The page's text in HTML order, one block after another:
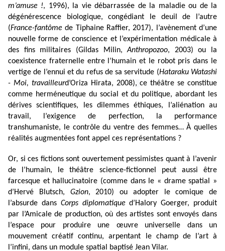
m’amuse !, 1996), la vie débarrassée de la maladie ou de la
dégénérescence biologique, congédiant le deuil de l’autre
(France-fantôme de Tiphaine Raffier, 2017), l’avènement d’une
nouvelle forme de conscience et l’expérimentation médicale à
des fins militaires (Gildas Milin,Anthropozoo, 2003) ou la
coexistence fraternelle entre l’humain et le robot pris dans le
vertige de l’ennui et du refus de sa servitude (Hataraku Watashi
- Moi, travailleurd’Oriza Hirata, 2008),ce théâtre se constitue
comme herméneutique du social et du politique, abordant les
dérives scientifiques, les dilemmes éthiques, l’aliénation au
travail, l’exigence de perfection, la performance
transhumaniste, le contrôle du ventre des femmes… À quelles
réalités augmentées font appel ces représentations ?
Or, si ces fictions sont ouvertement pessimistes quant à l’avenir
de l’humain, le théâtre science-fictionnel peut aussi être
farcesque et hallucinatoire (comme dans le « drame spatial »
d’Hervé Blutsch, Gzion, 2010) ou adopter le comique de
l’absurde dans Corps diplomatiqued’Halory Goerger, produit
par l’Amicale de production, où des artistes sont envoyés dans
l’espace pour produire une œuvre universelle dans un
mouvement créatif continu, arpentant le champ de l’art à
l’infini, dans un module spatial baptisé Jean Vilar.